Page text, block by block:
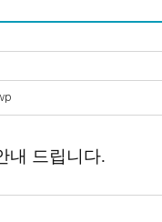
내 드립니다.